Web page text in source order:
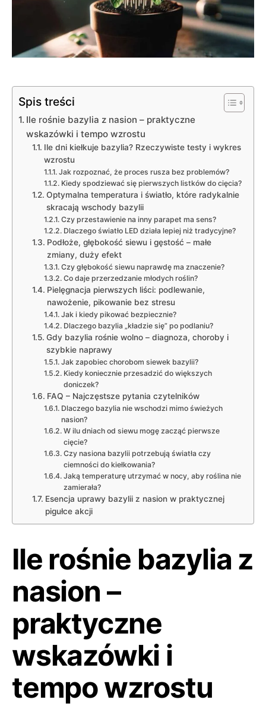
Spis treści
Ile rośnie bazylia z nasion – praktyczne
wskazówki i tempo wzrostu
Ile dni kiełkuje bazylia? Rzeczywiste testy i wykres
wzrostu
Jak rozpoznać, że proces rusza bez problemów?
Kiedy spodziewać się pierwszych listków do cięcia?
Optymalna temperatura i światło, które radykalnie
skracają wschody bazylii
Czy przestawienie na inny parapet ma sens?
Dlaczego światło LED działa lepiej niż tradycyjne?
Podłoże, głębokość siewu i gęstość – małe
zmiany, duży efekt
Czy głębokość siewu naprawdę ma znaczenie?
Co daje przerzedzanie młodych roślin?
Pielęgnacja pierwszych liści: podlewanie,
nawożenie, pikowanie bez stresu
Jak i kiedy pikować bezpiecznie?
Dlaczego bazylia „kładzie się” po podlaniu?
Gdy bazylia rośnie wolno – diagnoza, choroby i
szybkie naprawy
Jak zapobiec chorobom siewek bazylii?
Kiedy koniecznie przesadzić do większych
doniczek?
FAQ – Najczęstsze pytania czytelników
Dlaczego bazylia nie wschodzi mimo świeżych
nasion?
W ilu dniach od siewu mogę zacząć pierwsze
cięcie?
Czy nasiona bazylii potrzebują światła czy
ciemności do kiełkowania?
Jaką temperaturę utrzymać w nocy, aby roślina nie
zamierała?
Esencja uprawy bazylii z nasion w praktycznej
pigułce akcji
Ile rośnie bazylia z
nasion –
praktyczne
wskazówki i
tempo wzrostu